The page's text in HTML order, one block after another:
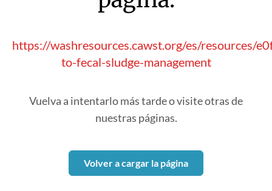
https://washresources.cawst.org/es/resources/
to-fecal-sludge-management
Vuelva a intentarlo más tarde o visite otras de
nuestras páginas.
Volver a cargar la página